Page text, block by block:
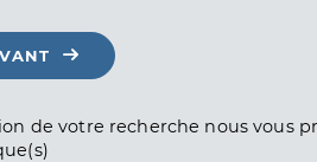
de votre recherche nous vous